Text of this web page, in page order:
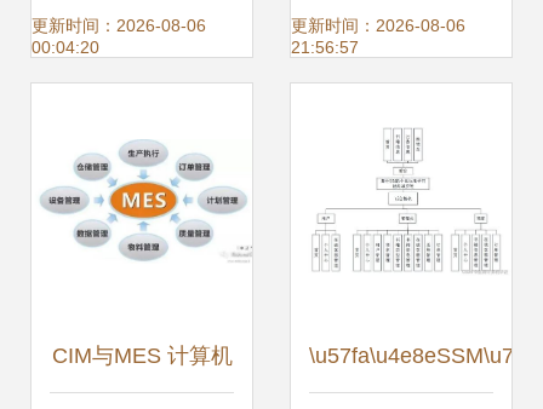
系统设计与实现
源码80944）
更新时间：2026-08-06
00:04:20
机系统概述——深
掌握五状态核心
更新时间：2026-08-06
21:56:57
CIM与MES 计算机